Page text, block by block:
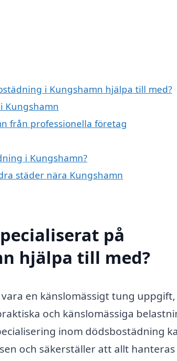
i Kungshamn hjälpa till med?
Kungshamn
från professionella företag
i Kungshamn?
städer nära Kungshamn
på
hjälpa till med?
en känslomässigt tung
och känslomässiga
inom dödsbostädning
och säkerställer att allt hanteras